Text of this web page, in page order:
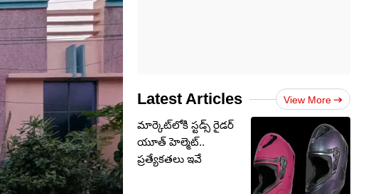
Latest Articles View More
మార్కెట్‌లోకి స్టడ్స్ రైడర్
యూత్ హెల్మెట్..
ప్రత్యేకతలు ఇవే